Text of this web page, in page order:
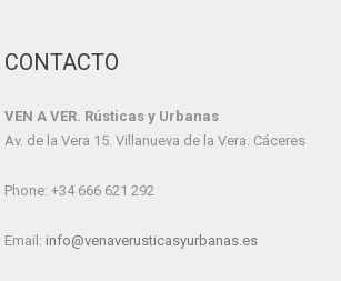
CONTACTO
VEN A VER. Rústicas y Urbanas
Av. de la Vera 15. Villanueva de la Vera. Cáceres
Phone: +34 666 621 292
Email: info@venaverusticasyurbanas.es